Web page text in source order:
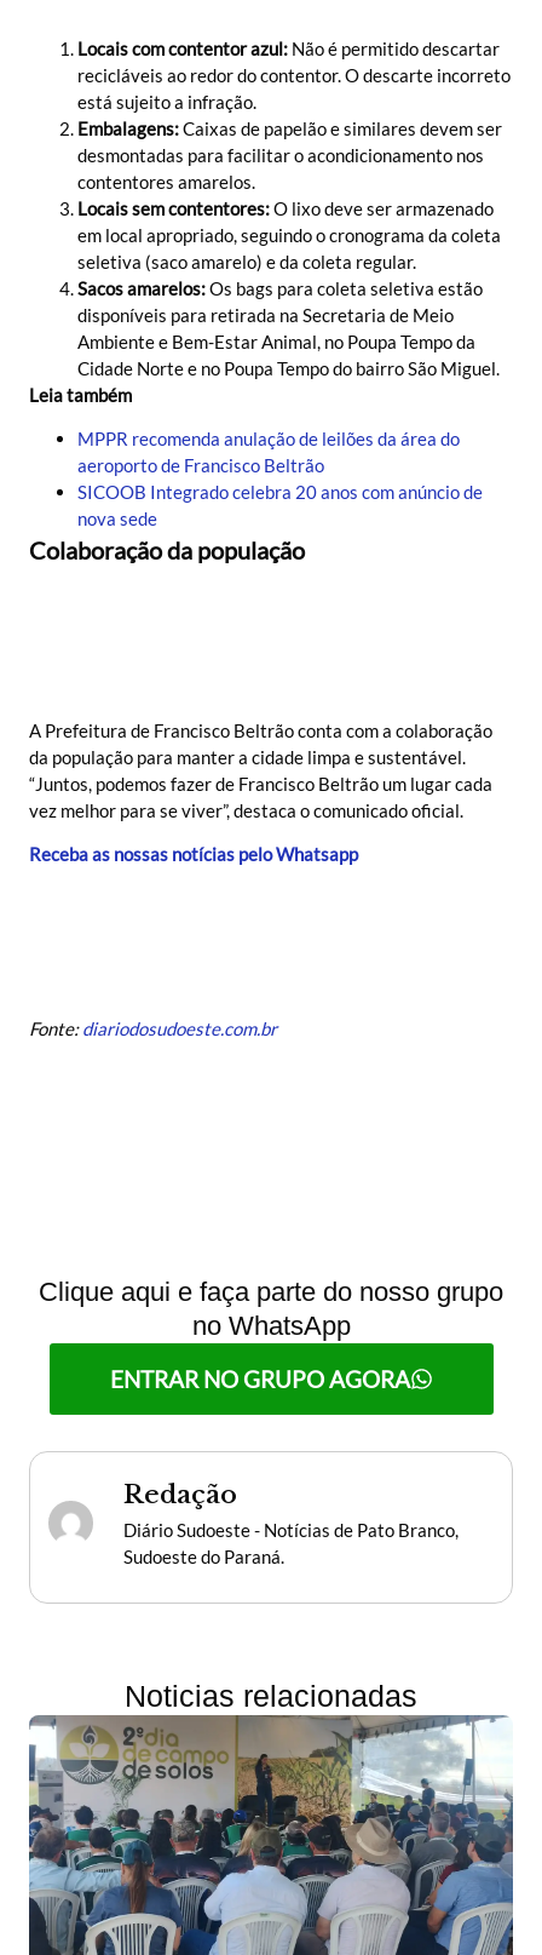
Locais com contentor azul: Não é permitido descartar
recicláveis ao redor do contentor. O descarte incorreto
está sujeito a infração.
Embalagens:Caixas de papelão e similares devem ser
desmontadas para facilitar o acondicionamento nos
contentores amarelos.
Locais sem contentores:O lixo deve ser armazenado
em local apropriado, seguindo o cronograma da coleta
seletiva (saco amarelo) e da coleta regular.
Sacos amarelos:Os bags para coleta seletiva estão
disponíveis para retirada na Secretaria de Meio
Ambiente e Bem-Estar Animal, no Poupa Tempo da
Cidade Norte e no Poupa Tempo do bairro São Miguel.
Leia também
MPPR recomenda anulação de leilões da área do
aeroporto de Francisco Beltrão
SICOOB Integrado celebra 20 anos com anúncio de
nova sede
Colaboração da população
A Prefeitura de Francisco Beltrão conta com a colaboração
da população para manter a cidade limpa e sustentável.
“Juntos, podemos fazer de Francisco Beltrão um lugar cada
vez melhor para se viver”, destaca o comunicado oficial.
Receba as nossas notícias pelo Whatsapp
Fonte:diariodosudoeste.com.br
Clique aqui e faça parte do nosso grupo
no WhatsApp
ENTRAR NO GRUPO AGORA
Redação
Diário Sudoeste - Notícias de Pato Branco,
Sudoeste do Paraná.
Noticias relacionadas